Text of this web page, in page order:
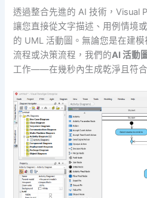
透過整合先進的 AI 技術，Visual
讓您直接從文字描述、用例情境
的 UML 活動圖。無論您是在建
流程或決策流程，我們的AI 活動
工作——在幾秒內生成乾淨且符合